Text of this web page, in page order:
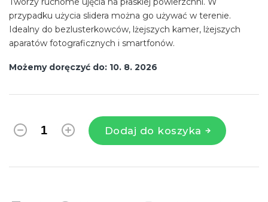
Możemy doręczyć do: 10. 8. 2026
Dodaj do koszyka
przypadku użycia slidera można go używać w terenie.
Idealny do bezlusterkowców, lżejszych kamer, lżejszych
aparatów fotograficznych i smartfonów.